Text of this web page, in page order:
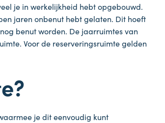
je in werkelijkheid hebt opgebouwd.
jaren onbenut hebt gelaten. Dit hoeft
benut worden. De jaarruimtes van
Voor de reserveringsruimte gelden
je dit eenvoudig kunt